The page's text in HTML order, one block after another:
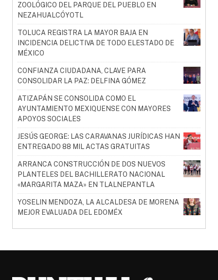
ZOOLÓGICO DEL PARQUE DEL PUEBLO EN
NEZAHUALCÓYOTL
TOLUCA REGISTRA LA MAYOR BAJA EN
INCIDENCIA DELICTIVA DE TODO ELESTADO DE
MÉXICO
CONFIANZA CIUDADANA, CLAVE PARA
CONSOLIDAR LA PAZ: DELFINA GÓMEZ
ATIZAPÁN SE CONSOLIDA COMO EL
AYUNTAMIENTO MEXIQUENSE CON MAYORES
APOYOS SOCIALES
JESÚS GEORGE: LAS CARAVANAS JURÍDICAS HAN
ENTREGADO 88 MIL ACTAS GRATUITAS
ARRANCA CONSTRUCCIÓN DE DOS NUEVOS
PLANTELES DEL BACHILLERATO NACIONAL
«MARGARITA MAZA» EN TLALNEPANTLA
YOSELIN MENDOZA, LA ALCALDESA DE MORENA
MEJOR EVALUADA DEL EDOMÉX